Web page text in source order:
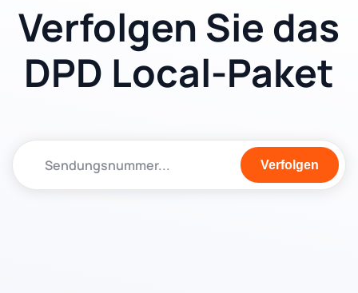
Verfolgen Sie das
DPD Local-Paket
Verfolgen